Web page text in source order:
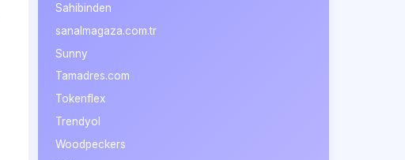
Sahibinden
sanalmagaza.com.tr
Sunny
Tamadres.com
Tokenflex
Trendyol
Woodpeckers